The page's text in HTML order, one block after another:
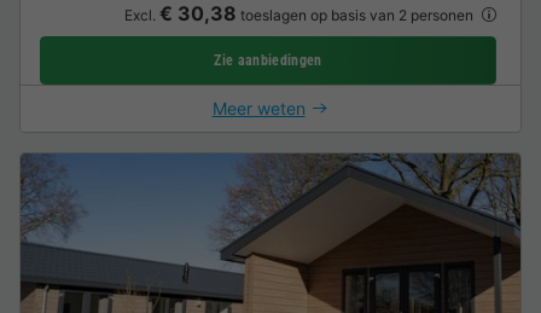
Excl. € 30,38 toeslagen op basis van 2 personen
Zie aanbiedingen
Meer weten